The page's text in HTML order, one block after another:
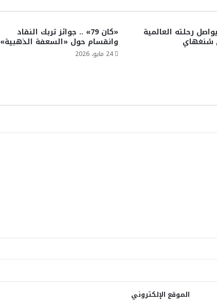
رحلته العالمية
شنغهاي
«كان 79» .. جوائز تربك النقاد
وانقسام حول «السعفة الذهبية»
24 مايو، 2026
الموقع الإلكتروني